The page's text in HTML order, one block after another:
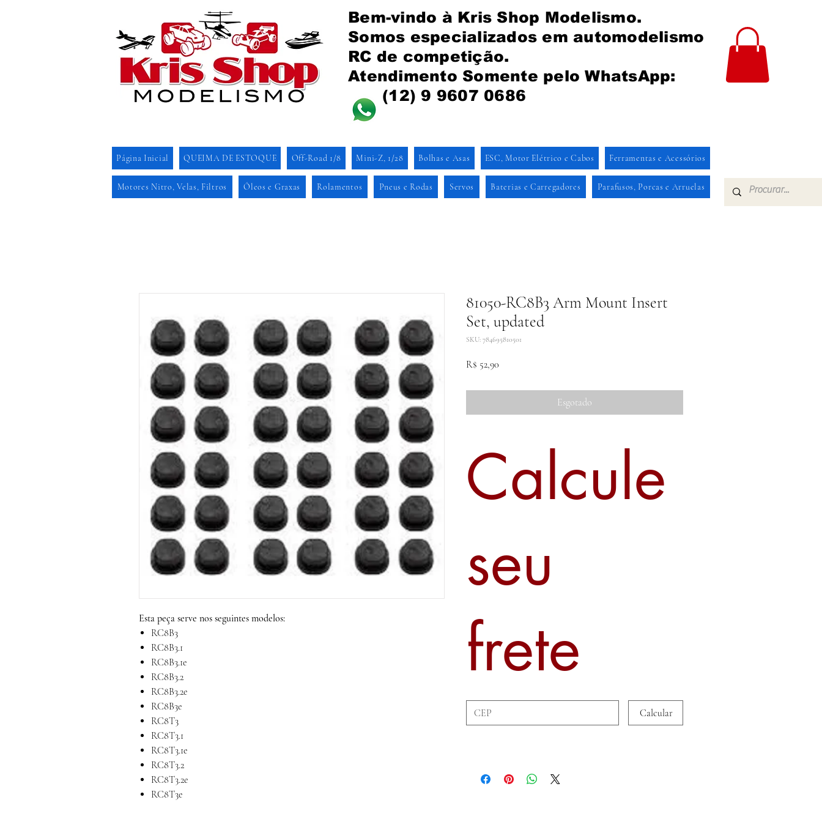
Bem-vindo à Kris Shop Modelismo.
Somos especializados em automodelismo
RC de competição.
Atendimento Somente pelo WhatsApp:
(12) 9 9607 0686
Página Inicial QUEIMA DE ESTOQUE Off-Road 1/8 Mini-Z, 1/28 Bolhas e Asas ESC, Motor Elétrico e Cabos Ferramentas e Acessórios
Motores Nitro, Velas, Filtros Óleos e Graxas Rolamentos Pneus e Rodas Servos Baterias e Carregadores Parafusos, Porcas e Arruelas
Esta peça serve nos seguintes modelos:
RC8B3
RC8B3.1
RC8B3.1e
RC8B3.2
RC8B3.2e
RC8B3e
RC8T3
RC8T3.1
RC8T3.1e
RC8T3.2
RC8T3.2e
RC8T3e
81050-RC8B3 Arm Mount Insert
Set, updated
SKU: 784695810501
R$ 52,90
Esgotado
Calcule
seu
frete
Calcular